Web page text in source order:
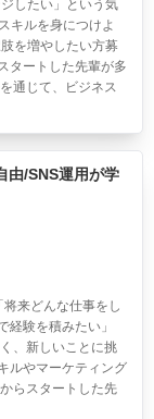
したい」という気
キルを身につけよ
を増やしたい方募
タートした先輩が多
通じて、ビジネス
由/SNS運用が学
来どんな仕事をし
験を積みたい」
、新しいことに挑
ルやマーケティング
らスタートした先